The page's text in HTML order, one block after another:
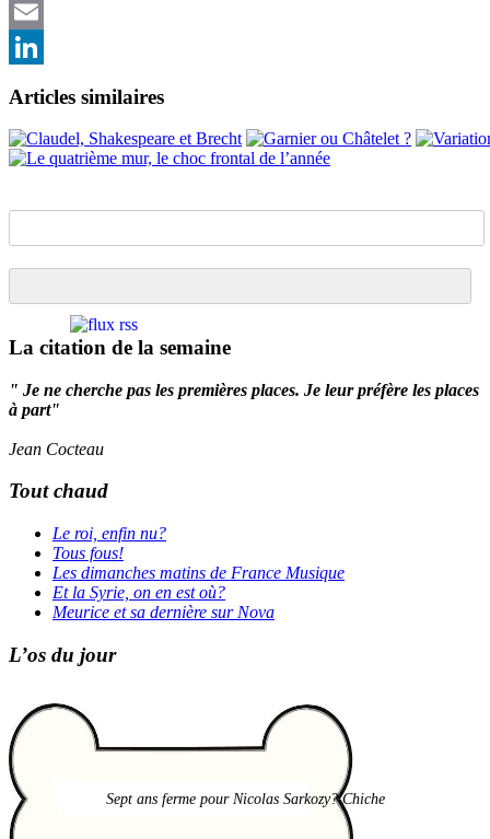
Twitter
Email
Articles similaires
La citation de la semaine
" Je ne cherche pas les premières places. Je leur préfère les places
à part"
Jean Cocteau
Tout chaud
Le roi, enfin nu?
Tous fous!
Les dimanches matins de France Musique
Et la Syrie, on en est où?
Meurice et sa dernière sur Nova
L’os du jour
Sept ans ferme pour Nicolas Sarkozy? Chiche